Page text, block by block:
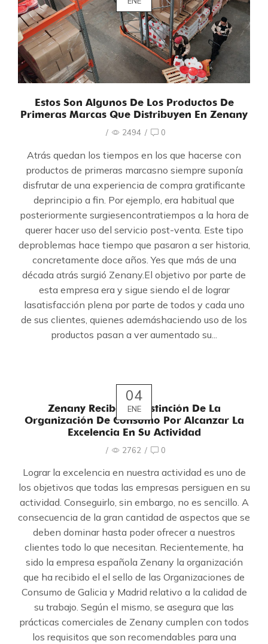
Estos Son Algunos De Los Productos De
Primeras Marcas Que Distribuyen En Zenany
/ 2494 / 0
Atrás quedan los tiempos en los que hacerse con
productos de primeras marcasno siempre suponía
disfrutar de una experiencia de compra gratificante
deprincipio a fin. Por ejemplo, era habitual que
posteriormente surgiesencontratiempos a la hora de
querer hacer uso del servicio post-venta. Este tipo
deproblemas hace tiempo que pasaron a ser historia,
concretamente doce años. Yes que más de una
década atrás surgió Zenany.El objetivo por parte de
esta empresa era y sigue siendo el de lograr
lasatisfacción plena por parte de todos y cada uno
de sus clientes, quienes ademáshaciendo uso de los
productos pasan a ver aumentado su...
04
ENE
Zenany Recibe La Distinción De La
Organización De Consumo Por Alcanzar La
Excelencia En Su Actividad
/ 2762 / 0
Lograr la excelencia en nuestra actividad es uno de
los objetivos que todas las empresas persiguen en su
actividad. Conseguirlo, sin embargo, no es sencillo. A
consecuencia de la gran cantidad de aspectos que se
deben dominar hasta poder ofrecer a nuestros
clientes todo lo que necesitan. Recientemente, ha
sido la empresa española Zenany la organización
que ha recibido el el sello de las Organizaciones de
Consumo de Galicia y Madrid relativo a la calidad de
su trabajo. Según el mismo, se asegura que las
prácticas comerciales de Zenany cumplen con todos
los requisitos que son recomendables para una